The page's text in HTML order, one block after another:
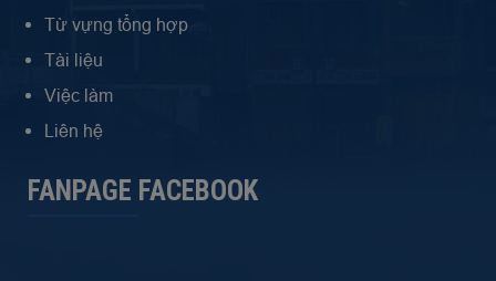
Từ vựng tổng hợp
Tài liệu
Việc làm
Liên hệ
FANPAGE FACEBOOK